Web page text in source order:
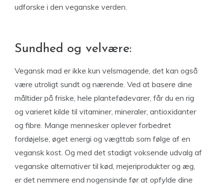
udforske i den veganske verden.
Sundhed og velvære:
Vegansk mad er ikke kun velsmagende, det kan også
være utroligt sundt og nærende. Ved at basere dine
måltider på friske, hele plantefødevarer, får du en rig
og varieret kilde til vitaminer, mineraler, antioxidanter
og fibre. Mange mennesker oplever forbedret
fordøjelse, øget energi og vægttab som følge af en
vegansk kost. Og med det stadigt voksende udvalg af
veganske alternativer til kød, mejeriprodukter og æg,
er det nemmere end nogensinde før at opfylde dine